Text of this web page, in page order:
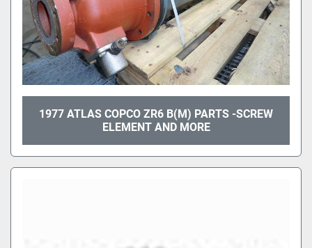
1977 ATLAS COPCO ZR6 B(M) PARTS -SCREW
ELEMENT AND MORE